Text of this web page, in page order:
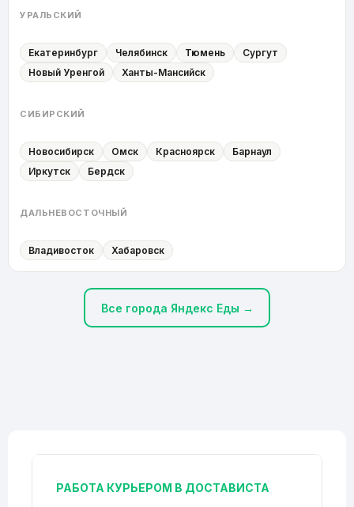
УРАЛЬСКИЙ
Екатеринбург Челябинск Тюмень
Сургут
Новый Уренгой
Ханты-Мансийск
СИБИРСКИЙ
Новосибирск Омск Красноярск
Барнаул
Иркутск
Бердск
ДАЛЬНЕВОСТОЧНЫЙ
Владивосток Хабаровск
Все города Яндекс Еды →
РАБОТА КУРЬЕРОМ В ДОСТАВИСТА